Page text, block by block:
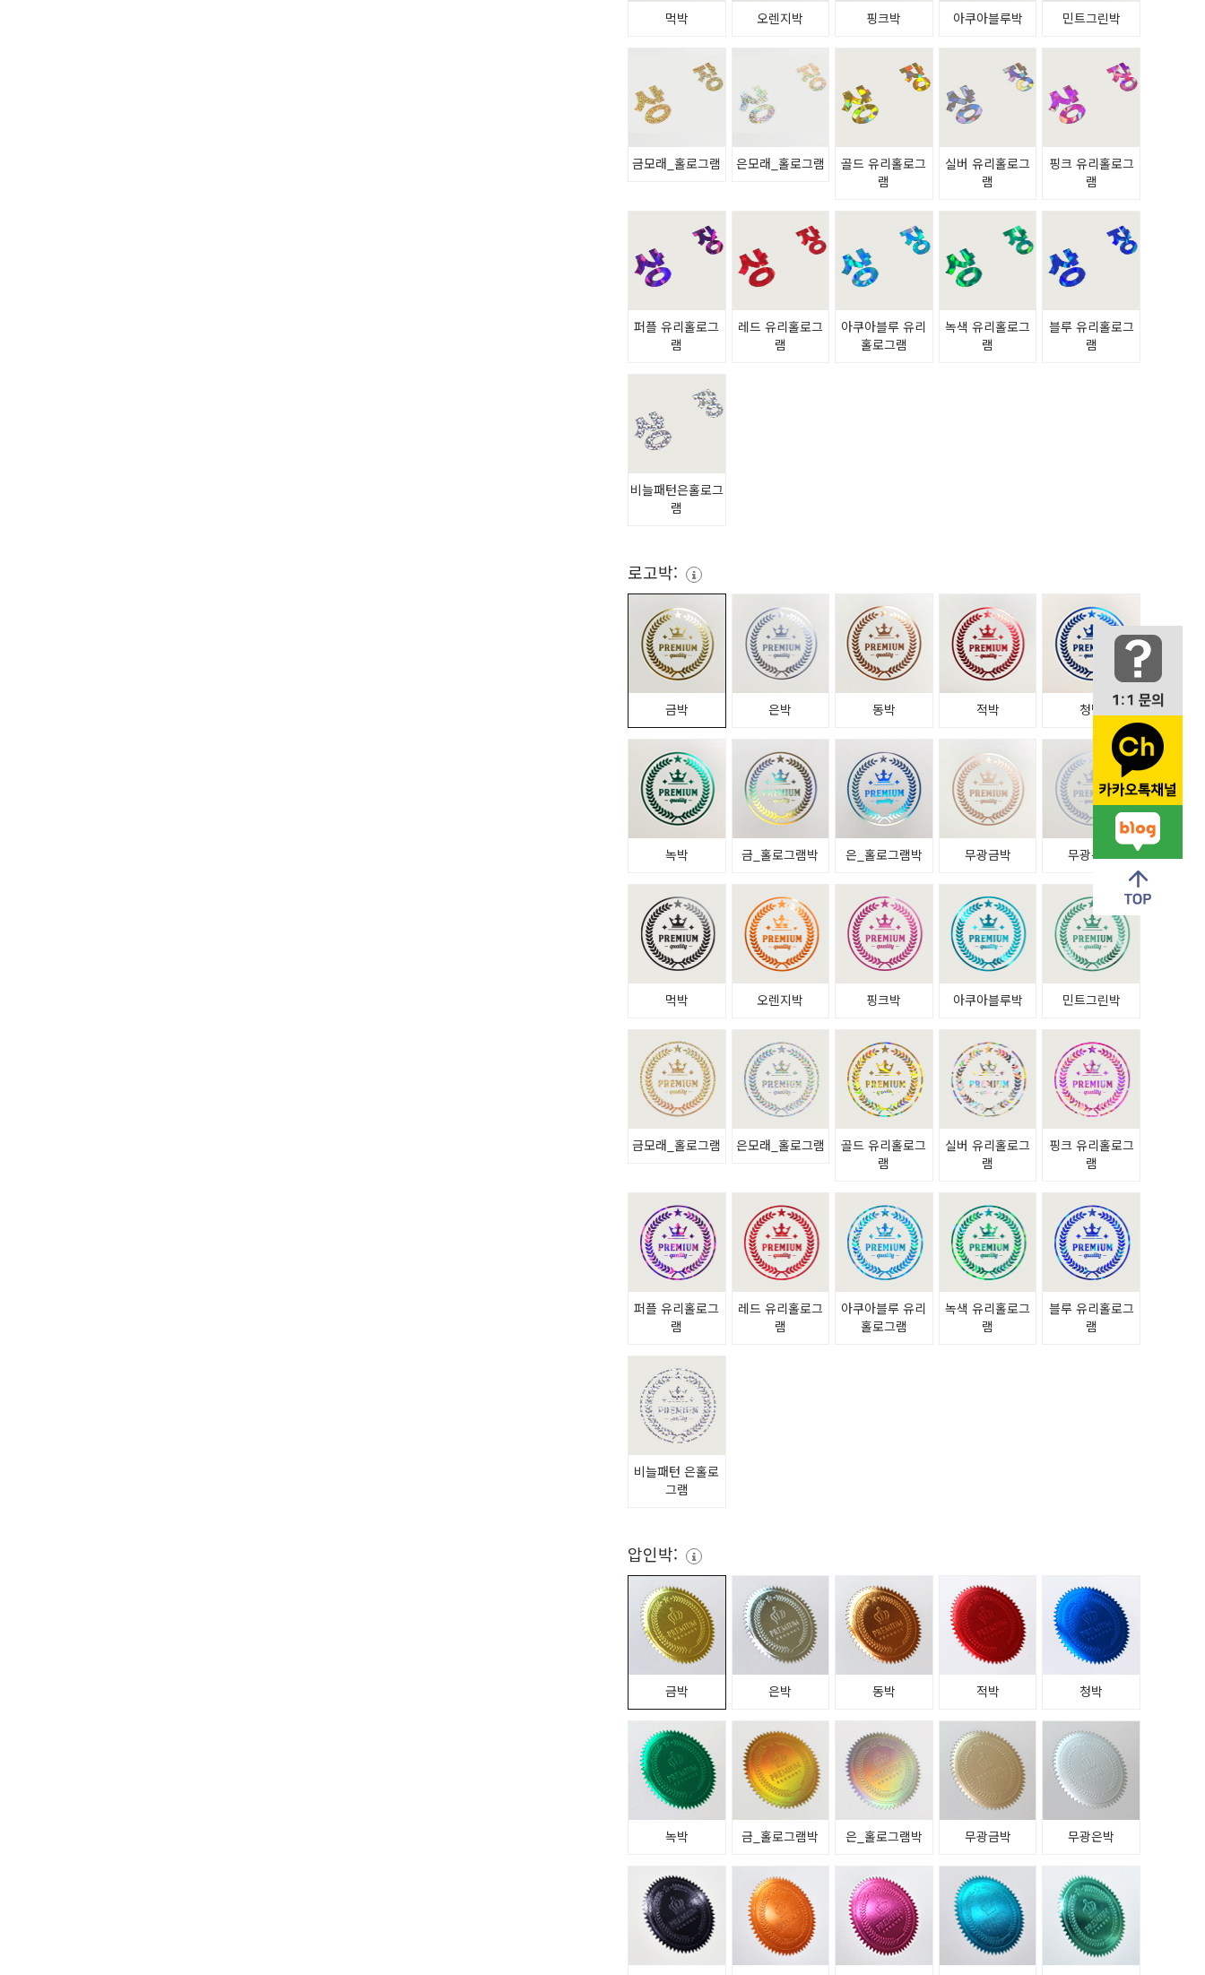
먹박 오렌지박 핑크박 아쿠아블루박 민트그린박
금모래_홀로그램 은모래_홀로그램
골드 유리홀로그
램
실버 유리홀로그
램
핑크 유리홀로그
램
퍼플 유리홀로그
램
레드 유리홀로그
램
아쿠아블루 유리
홀로그램
녹색 유리홀로그
램
블루 유리홀로그
램
비늘패턴은홀로그
램
로고박:
금박 은박 동박 적박 청박
녹박 금_홀로그램박 은_홀로그램박 무광금박 무광은박
먹박 오렌지박 핑크박 아쿠아블루박 민트그린박
금모래_홀로그램 은모래_홀로그램
골드 유리홀로그
램
실버 유리홀로그
램
핑크 유리홀로그
램
퍼플 유리홀로그
램
레드 유리홀로그
램
아쿠아블루 유리
홀로그램
녹색 유리홀로그
램
블루 유리홀로그
램
비늘패턴 은홀로
그램
압인박:
금박 은박 동박 적박 청박
녹박 금_홀로그램박 은_홀로그램박 무광금박 무광은박